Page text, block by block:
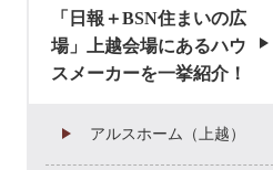
「日報＋BSN住まいの広
場」上越会場にあるハウ
スメーカーを一挙紹介！
アルスホーム（上越）